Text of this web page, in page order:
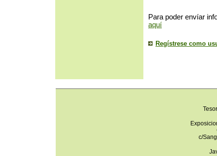
Para poder envíar
aquí
Regístrese como
c/